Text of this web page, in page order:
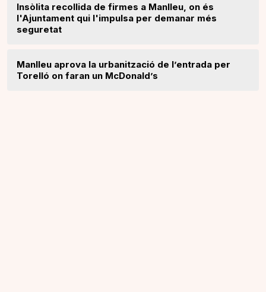
Insòlita recollida de firmes a Manlleu, on és
l'Ajuntament qui l'impulsa per demanar més
seguretat
Manlleu aprova la urbanització de l’entrada per
Torelló on faran un McDonald’s